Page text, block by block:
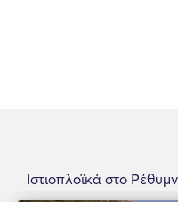
Ιστιοπλοϊκά στο